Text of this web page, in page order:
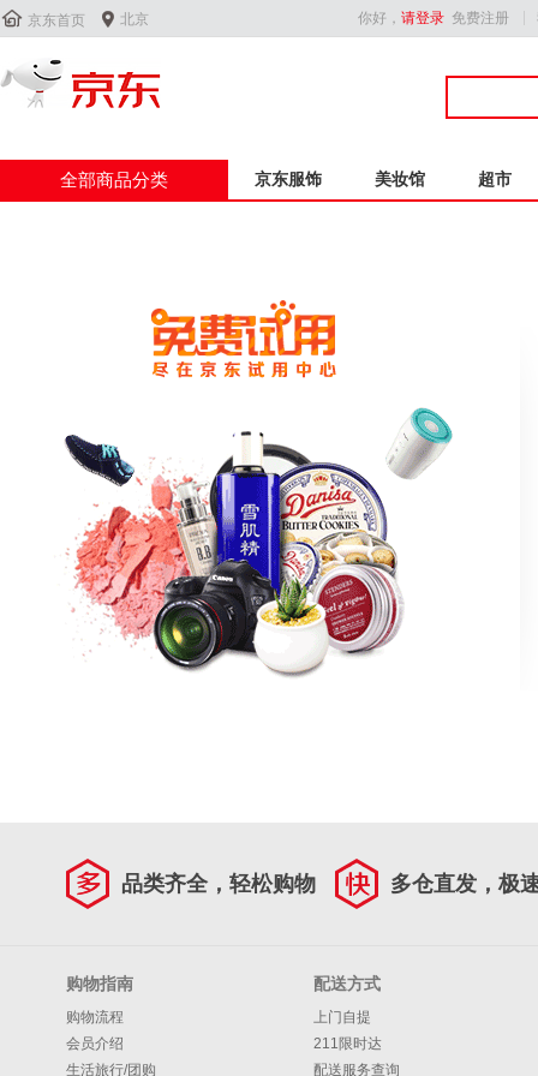
 京东首页  北京 你好， 请登录 免费注册
全部商品分类 京东服饰 美妆馆 超市
品类齐全，轻松购物 多仓直发，极
购物指南
购物流程
会员介绍
生活旅行/团购
配送方式
上门自提
211限时达
配送服务查询